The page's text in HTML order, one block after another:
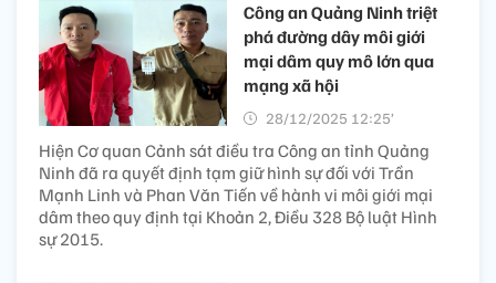
Công an Quảng Ninh triệt
phá đường dây môi giới
mại dâm quy mô lớn qua
mạng xã hội
28/12/2025 12:25’
Hiện Cơ quan Cảnh sát điều tra Công an tỉnh Quảng
Ninh đã ra quyết định tạm giữ hình sự đối với Trần
Mạnh Linh và Phan Văn Tiến về hành vi môi giới mại
dâm theo quy định tại Khoản 2, Điều 328 Bộ luật Hình
sự 2015.